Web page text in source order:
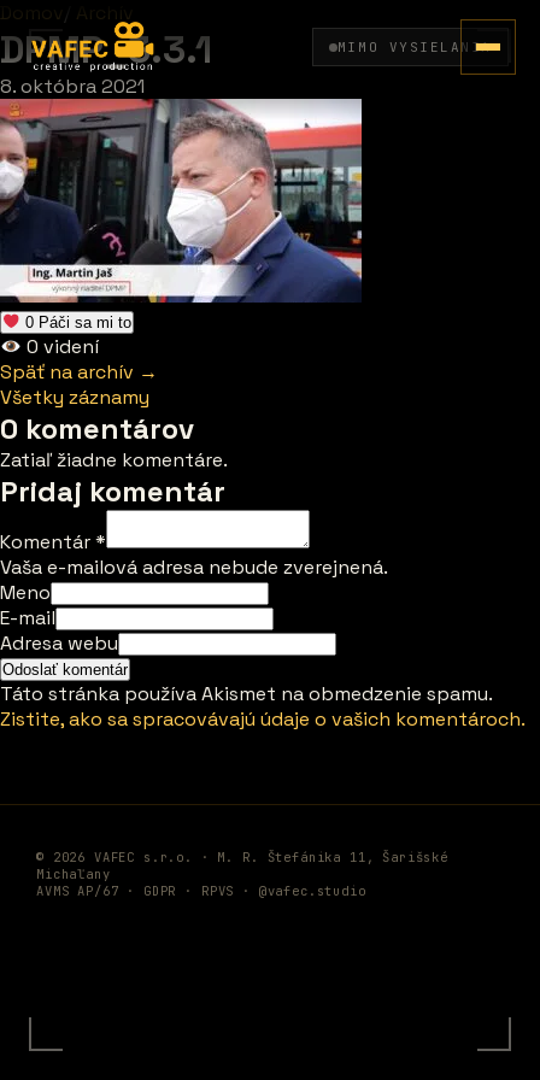
MIMO VYSIELANIA
Domov Archív
DPMP_3.3.1
8. októbra 2021
0 Páči sa mi to
0 videní
Späť na archív →
Všetky záznamy
0 komentárov
Zatiaľ žiadne komentáre.
Pridaj komentár
Komentár*
Vaša e-mailová adresa nebude zverejnená.
Meno
E-mail
Adresa webu
Táto stránka používa Akismet na obmedzenie spamu.
Zistite, ako sa spracovávajú údaje o vašich komentároch.
© 2026 VAFEC s.r.o. · M. R. Štefánika 11, Šarišské
Michaľany
AVMS AP/67 · GDPR · RPVS · @vafec.studio